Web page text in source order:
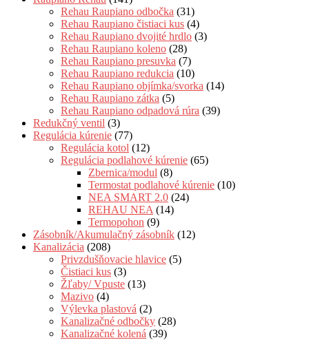
Rehau Raupiano odbočka (31)
Rehau Raupiano čistiaci kus (4)
Rehau Raupiano dvojité hrdlo (3)
Rehau Raupiano koleno (28)
Rehau Raupiano presuvka (7)
Rehau Raupiano redukcia (10)
Rehau Raupiano objímka/svorka (14)
Rehau Raupiano zátka (5)
Rehau Raupiano odpadová rúra (39)
Redukčný ventil (3)
Regulácia kúrenie (77)
Regulácia kotol (12)
Regulácia podlahové kúrenie (65)
Zbernica/modul (8)
Termostat podlahové kúrenie (10)
NEA SMART 2.0 (24)
REHAU NEA (14)
Termopohon (9)
Zásobník/Akumulačný zásobník (12)
Kanalizácia (208)
Privzdušňovacie hlavice (5)
Čistiaci kus (3)
Žľaby/ Vpuste (13)
Mazivo (4)
Výlevka plastová (2)
Kanalizačné odbočky (28)
Kanalizačné kolená (39)